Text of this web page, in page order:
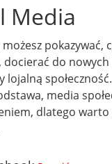
Media
pokazywać,
docierać do
lojalną
media
dlatego